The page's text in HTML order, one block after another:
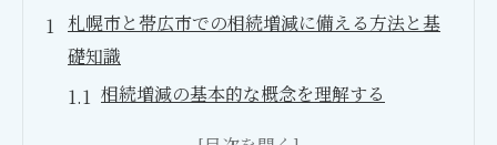
札幌市と帯広市での相続増減に備える方法と基
礎知識
相続増減の基本的な概念を理解する
札幌市と帯広市における相続の特徴